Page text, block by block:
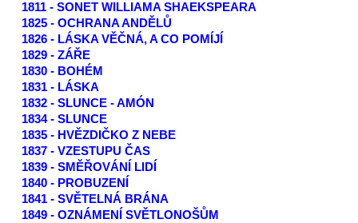
1811 - SONET WILLIAMA SHAEKSPEARA
1825 - OCHRANA ANDĚLŮ
1826 - LÁSKA VĚČNÁ, A CO POMÍJÍ
1829 - ZÁŘE
1830 - BOHÉM
1831 - LÁSKA
1832 - SLUNCE - AMÓN
1834 - SLUNCE
1835 - HVĚZDIČKO Z NEBE
1837 - VZESTUPU ČAS
1839 - SMĚŘOVÁNÍ LIDÍ
1840 - PROBUZENÍ
1841 - SVĚTELNÁ BRÁNA
1849 - OZNÁMENÍ SVĚTLONOŠŮM